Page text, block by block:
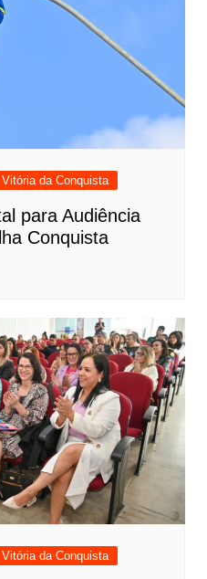
Vitória da Conquista
para Audiência
Conquista
Vitória da Conquista